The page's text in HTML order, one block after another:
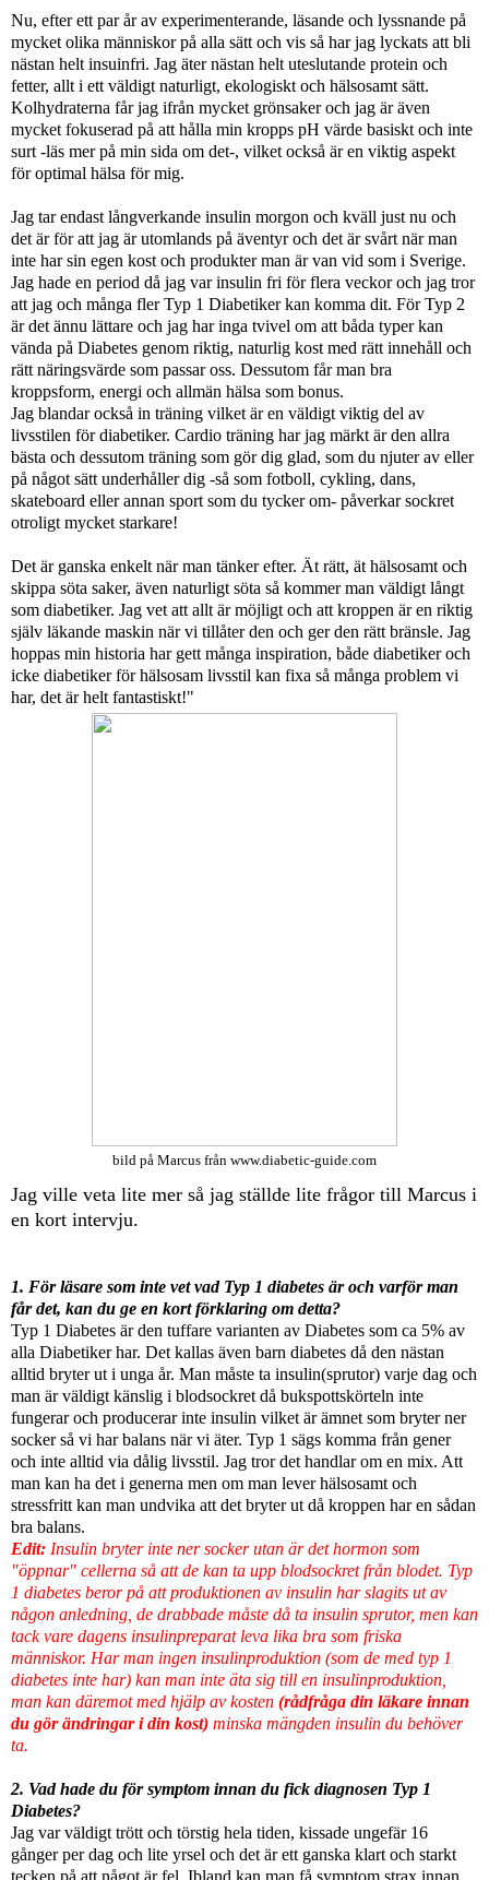
Nu, efter ett par år av experimenterande, läsande och lyssnande på
mycket olika människor på alla sätt och vis så har jag lyckats att bli
nästan helt insuinfri. Jag äter nästan helt uteslutande protein och
fetter, allt i ett väldigt naturligt, ekologiskt och hälsosamt sätt.
Kolhydraterna får jag ifrån mycket grönsaker och jag är även
mycket fokuserad på att hålla min kropps pH värde basiskt och inte
surt -läs mer på min sida om det-, vilket också är en viktig aspekt
för optimal hälsa för mig.
Jag tar endast långverkande insulin morgon och kväll just nu och
det är för att jag är utomlands på äventyr och det är svårt när man
inte har sin egen kost och produkter man är van vid som i Sverige.
Jag hade en period då jag var insulin fri för flera veckor och jag tror
att jag och många fler Typ 1 Diabetiker kan komma dit. För Typ 2
är det ännu lättare och jag har inga tvivel om att båda typer kan
vända på Diabetes genom riktig, naturlig kost med rätt innehåll och
rätt näringsvärde som passar oss. Dessutom får man bra
kroppsform, energi och allmän hälsa som bonus.
Jag blandar också in träning vilket är en väldigt viktig del av
livsstilen för diabetiker. Cardio träning har jag märkt är den allra
bästa och dessutom träning som gör dig glad, som du njuter av eller
på något sätt underhåller dig -så som fotboll, cykling, dans,
skateboard eller annan sport som du tycker om- påverkar sockret
otroligt mycket starkare!
Det är ganska enkelt när man tänker efter. Ät rätt, ät hälsosamt och
skippa söta saker, även naturligt söta så kommer man väldigt långt
som diabetiker. Jag vet att allt är möjligt och att kroppen är en riktig
själv läkande maskin när vi tillåter den och ger den rätt bränsle. Jag
hoppas min historia har gett många inspiration, både diabetiker och
icke diabetiker för hälsosam livsstil kan fixa så många problem vi
har, det är helt fantastiskt!"
bild på Marcus från www.diabetic-guide.com
Jag ville veta lite mer så jag ställde lite frågor till Marcus i
en kort intervju.
1. För läsare som inte vet vad Typ 1 diabetes är och varför man
får det, kan du ge en kort förklaring om detta?
Typ 1 Diabetes är den tuffare varianten av Diabetes som ca 5% av
alla Diabetiker har. Det kallas även barn diabetes då den nästan
alltid bryter ut i unga år. Man måste ta insulin(sprutor) varje dag och
man är väldigt känslig i blodsockret då bukspottskörteln inte
fungerar och producerar inte insulin vilket är ämnet som bryter ner
socker så vi har balans när vi äter. Typ 1 sägs komma från gener
och inte alltid via dålig livsstil. Jag tror det handlar om en mix. Att
man kan ha det i generna men om man lever hälsosamt och
stressfritt kan man undvika att det bryter ut då kroppen har en sådan
bra balans.
Edit: Insulin bryter inte ner socker utan är det hormon som
"öppnar" cellerna så att de kan ta upp blodsockret från blodet. Typ
1 diabetes beror på att produktionen av insulin har slagits ut av
någon anledning, de drabbade måste då ta insulin sprutor, men kan
tack vare dagens insulinpreparat leva lika bra som friska
människor. Har man ingen insulinproduktion (som de med typ 1
diabetes inte har) kan man inte äta sig till en insulinproduktion,
man kan däremot med hjälp av kosten (rådfråga din läkare innan
du gör ändringar i din kost) minska mängden insulin du behöver
ta.
2. Vad hade du för symptom innan du fick diagnosen Typ 1
Diabetes?
Jag var väldigt trött och törstig hela tiden, kissade ungefär 16
gånger per dag och lite yrsel och det är ett ganska klart och starkt
tecken på att något är fel. Ibland kan man få symptom strax innan